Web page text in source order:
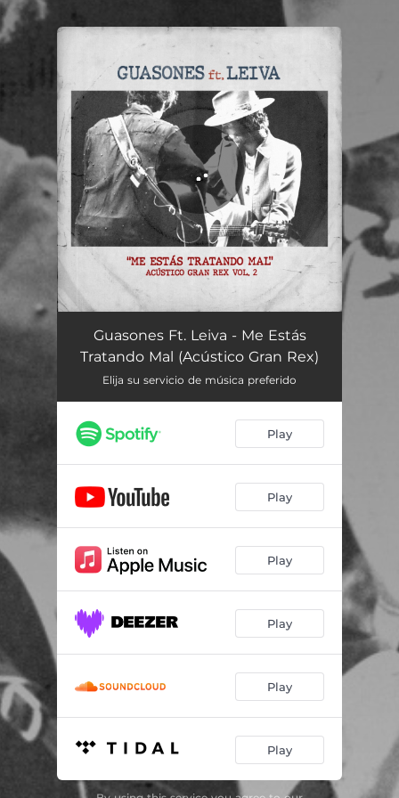
You're all set!
Me Estás Tratando Mal (Acústico Gran Rex Vol. 2) 04:26
Guasones Ft. Leiva - Me Estás
Tratando Mal (Acústico Gran Rex)
Elija su servicio de música preferido
Play
Play
Play
Play
Play
Play
.